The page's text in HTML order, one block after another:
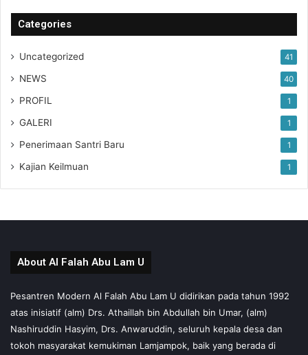
Categories
Uncategorized 41
NEWS 40
PROFIL 1
GALERI 1
Penerimaan Santri Baru 1
Kajian Keilmuan 1
About Al Falah Abu Lam U
Pesantren Modern Al Falah Abu Lam U didirikan pada tahun 1992
atas inisiatif (alm) Drs. Athaillah bin Abdullah bin Umar, (alm)
Nashiruddin Hasyim, Drs. Anwaruddin, seluruh kepala desa dan
tokoh masyarakat kemukiman Lamjampok, baik yang berada di